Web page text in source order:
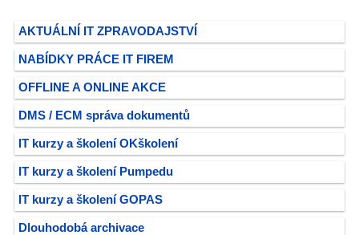
AKTUÁLNÍ IT ZPRAVODAJSTVÍ
NABÍDKY PRÁCE IT FIREM
OFFLINE A ONLINE AKCE
DMS / ECM správa dokumentů
IT kurzy a školení OKškolení
IT kurzy a školení Pumpedu
IT kurzy a školení GOPAS
Dlouhodobá archivace